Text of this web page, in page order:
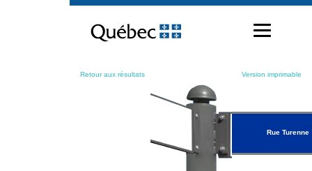
contenu
Retour aux résultats Version imprimable
Rue Turenne